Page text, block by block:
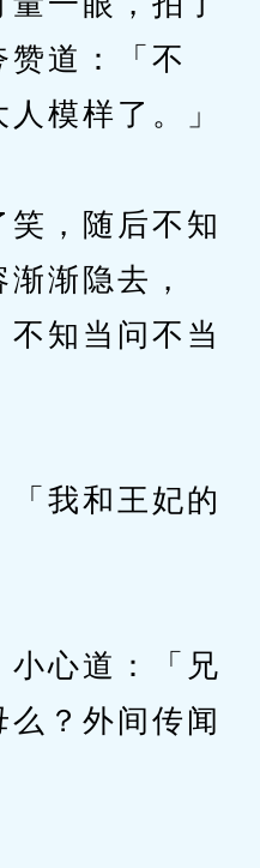
道：「不
模样了。」
，随后不知
渐隐去，
不知当问不当
我和王妃的
心道：「兄
？外间传闻